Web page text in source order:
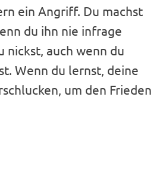
ein Angriff. Du machst
du ihn nie infrage
nickst, auch wenn du
Wenn du lernst, deine
um den Frieden